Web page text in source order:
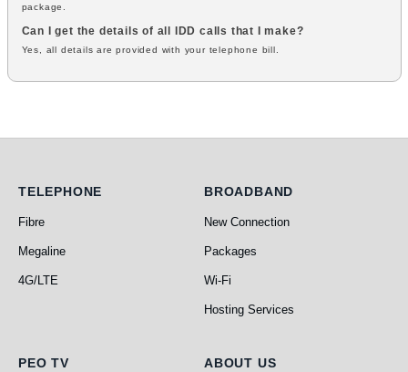
package.
Can I get the details of all IDD calls that I make?
Yes, all details are provided with your telephone bill.
Telephone
TELEPHONE
Fibre
Megaline
4G/LTE
Broadband
BROADBAND
New Connection
Packages
Wi-Fi
Hosting Services
PEO TV
PEO TV About Us
ABOUT US